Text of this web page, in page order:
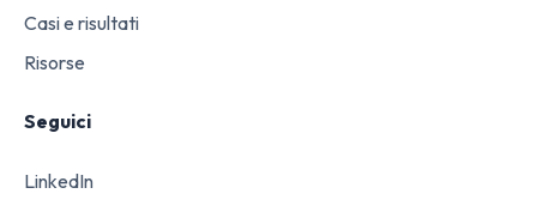
Casi e risultati
Risorse
Seguici
LinkedIn